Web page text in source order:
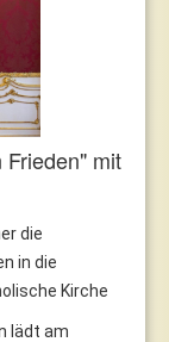
Frieden" mit
die
in die
Kirche
lädt am